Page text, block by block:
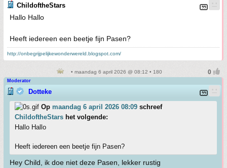
ChildoftheStars
Hallo Hallo
Heeft iedereen een beetje fijn Pasen?
http://onbegrijpelijkewonderwereld.blogspot.com/
• maandag 6 april 2026 @ 08:12 • 180
Moderator
Dotteke
Op maandag 6 april 2026 08:09 schreef
ChildoftheStars het volgende:
Hallo Hallo
Heeft iedereen een beetje fijn Pasen?
Hey Child, ik doe niet deze Pasen, lekker rustig